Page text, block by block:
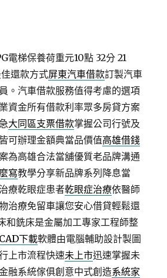
電梯保養荷重元10點 32分 21
還款方式屏東汽車借款訂製汽車
。汽車借款服務值得考慮的選項
資金所有借款利率眾多房貸方案
大同區支票借款掌握公司行號及
可辦理金額典當品價值高雄借錢
為高雄合法當舖優質老品牌溝通
寫教學分享新品牌系列降息當
療乾眼症患者乾眼症治療依醫師
治療免留車讓您安心借貸輕鬆還
和銑床是金屬加工專家工程師整
CAD下載軟體由電腦輔助設計製圖
上市流程快速未上市迅速掌握未
融系統傢俱創意中式創造系統家